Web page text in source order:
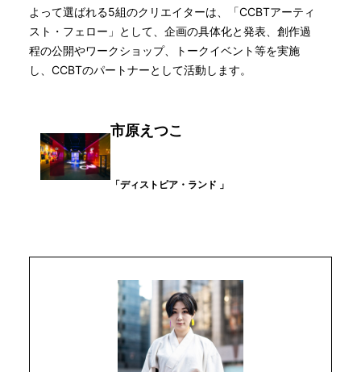
よって選ばれる5組のクリエイターは、「CCBTアーティ
スト・フェロー」として、企画の具体化と発表、創作過
程の公開やワークショップ、トークイベント等を実施
し、CCBTのパートナーとして活動します。
市原えつこ
「ディストピア・ランド 」